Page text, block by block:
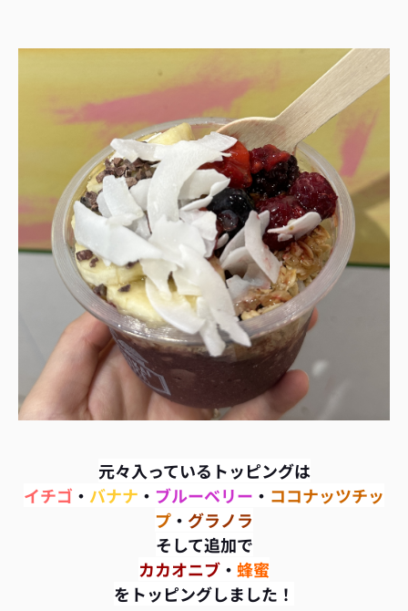
元々入っているトッピングは
イチゴ ・ バナナ ・ ブルーベリー ・ ココナッツチッ
プ ・ グラノラ
そして追加で
カカオニブ ・ 蜂蜜
を トッピングしました！